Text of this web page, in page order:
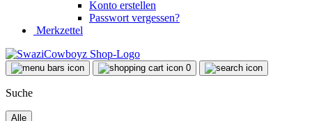
Konto erstellen
Passwort vergessen?
Merkzettel
0
Suche
Alle